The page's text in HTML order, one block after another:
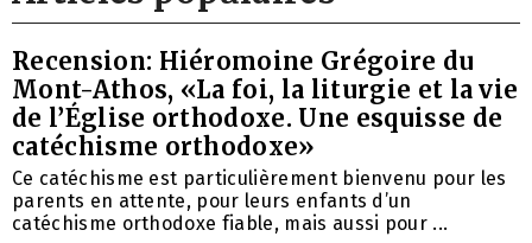
Recension: Hiéromoine Grégoire du
Mont-Athos, «La foi, la liturgie et la vie
de l’Église orthodoxe. Une esquisse de
catéchisme orthodoxe»
Ce catéchisme est particulièrement bienvenu pour les
parents en attente, pour leurs enfants d’un
catéchisme orthodoxe fiable, mais aussi pour ...